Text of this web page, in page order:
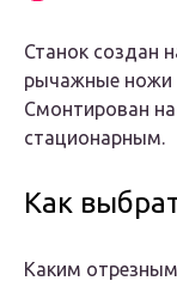
Станок создан
рычажные ножи
Смонтирован
стационарным.
Как
Каким